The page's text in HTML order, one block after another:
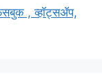
फेसबुक , व्हॉट्सॲप,